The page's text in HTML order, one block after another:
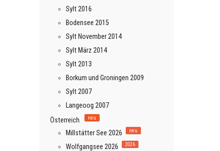
Sylt 2016
Bodensee 2015
Sylt November 2014
Sylt März 2014
Sylt 2013
Borkum und Groningen 2009
Sylt 2007
Langeoog 2007
Österreich
neu
Millstätter See 2026 neu
Wolfgangsee 2026 2026